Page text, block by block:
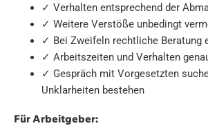
✓ Verhalten entsprechend der
✓ Weitere Verstöße unbedingt
✓ Bei Zweifeln rechtliche Beratung
✓ Arbeitszeiten und Verhalten
✓ Gespräch mit Vorgesetzten
Unklarheiten bestehen
Für Arbeitgeber: